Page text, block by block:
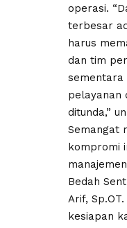
operasi.
terbesar
harus
dan tim
sementara
pelayanan
ditunda,”
Semangat
kompromi
Bedah
Arif,
kesiapan